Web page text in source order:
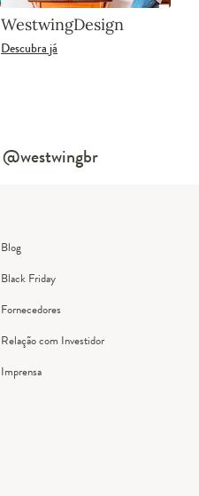
WestwingDesign
Descubra já
@westwingbr
Blog
Black Friday
Fornecedores
Relação com Investidor
Imprensa